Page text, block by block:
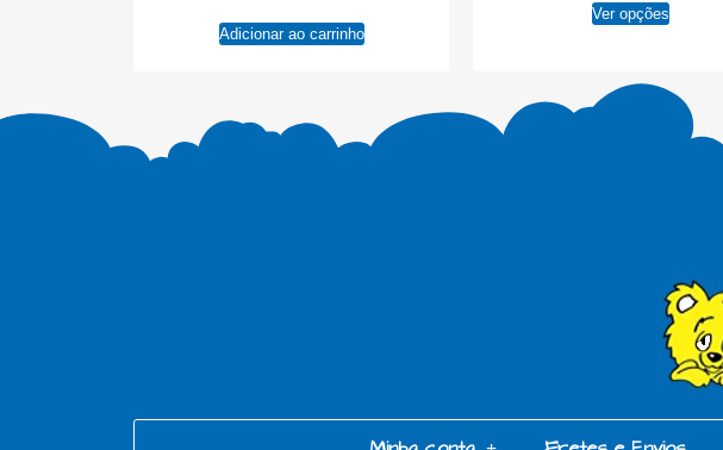
Adicionar ao carrinho
Ver opções